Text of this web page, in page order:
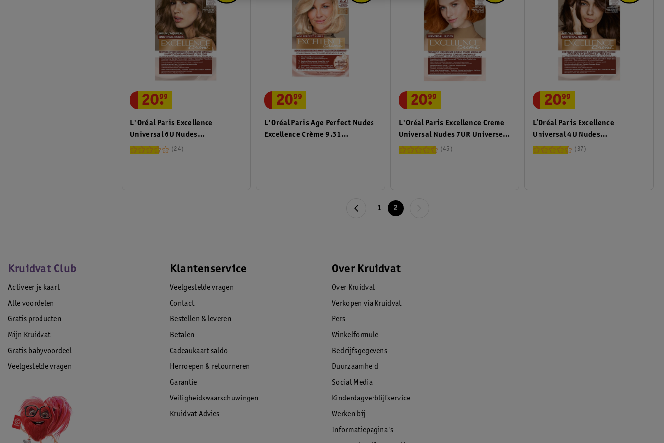
L'Oréal Paris Excellence
Universal 6U Nudes
Donkerblond Permanente
20.
99
24
L'Oréal Paris Age Perfect Nudes
Excellence Crème 9.31
20.
99
L'Oréal Paris Excellence Creme
Universal Nudes 7UR Universeel
Koper Haarkleuring
20.
99
45
L’Oréal Paris Excellence
Universal 4U Nudes
Middenbruin Permanente
20.
99
37
1 2
Kruidvat Club
Activeer je kaart
Alle voordelen
Gratis producten
Mijn Kruidvat
Gratis babyvoordeel
Veelgestelde vragen
Klantenservice
Veelgestelde vragen
Contact
Bestellen & leveren
Betalen
Cadeaukaart saldo
Herroepen & retourneren
Garantie
Veiligheidswaarschuwingen
Kruidvat Advies
Over Kruidvat
Over Kruidvat
Verkopen via Kruidvat
Pers
Winkelformule
Bedrijfsgegevens
Duurzaamheid
Social Media
Kinderdagverblijfservice
Werken bij
Informatiepagina's